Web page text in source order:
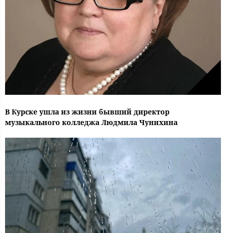
В Курске ушла из жизни бывший директор
музыкального колледжа Людмила Чунихина